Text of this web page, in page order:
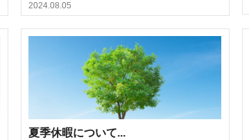
2024.08.05
夏季休暇について...